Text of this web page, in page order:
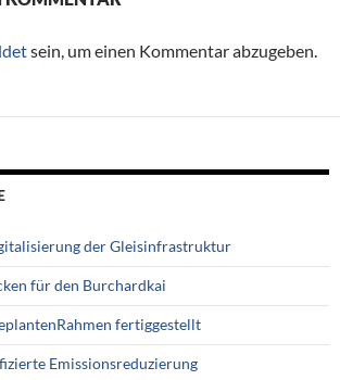
sein, um einen Kommentar abzugeben.
der Gleisinfrastruktur
für den Burchardkai
fertiggestellt
Emissionsreduzierung